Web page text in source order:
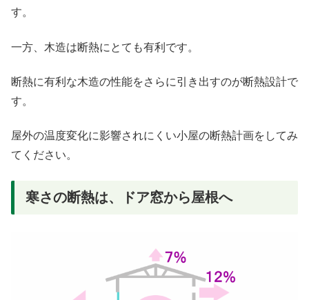
す。
一方、木造は断熱にとても有利です。
断熱に有利な木造の性能をさらに引き出すのが断熱設計で
す。
屋外の温度変化に影響されにくい小屋の断熱計画をしてみ
てください。
寒さの断熱は、ドア窓から屋根へ